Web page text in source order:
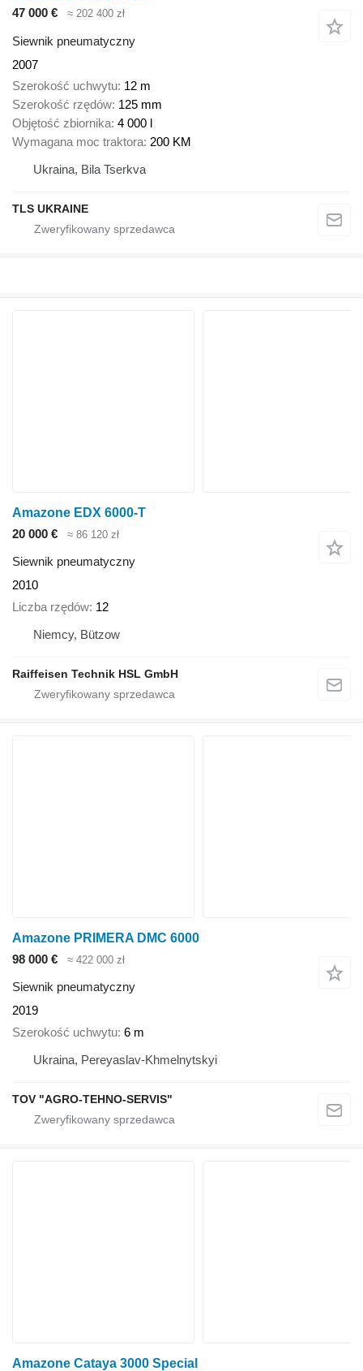
47 000 €
≈ 202 400 zł
Siewnik pneumatyczny
2007
Szerokość uchwytu 12 m
Szerokość rzędów 125 mm
Objętość zbiornika 4 000 l
Wymagana moc traktora 200 KM
Ukraina, Bila Tserkva
TLS UKRAINE
Amazone EDX 6000-T
20 000 €
≈ 86 120 zł
Siewnik pneumatyczny
2010
Liczba rzędów 12
Niemcy, Bützow
Raiffeisen Technik HSL GmbH
Amazone PRIMERA DMC 6000
98 000 €
≈ 422 000 zł
Siewnik pneumatyczny
2019
Szerokość uchwytu 6 m
Ukraina, Pereyaslav-Khmelnytskyi
TOV "AGRO-TEHNO-SERVIS"
Amazone Cataya 3000 Special